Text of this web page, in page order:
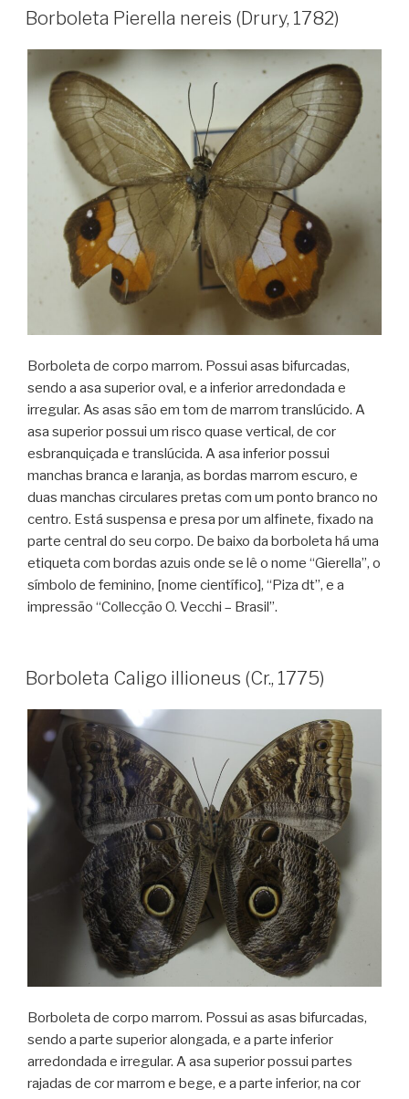
Borboleta Pierella nereis (Drury, 1782)
Borboleta de corpo marrom. Possui asas bifurcadas,
sendo a asa superior oval, e a inferior arredondada e
irregular. As asas são em tom de marrom translúcido. A
asa superior possui um risco quase vertical, de cor
esbranquiçada e translúcida. A asa inferior possui
manchas branca e laranja, as bordas marrom escuro, e
duas manchas circulares pretas com um ponto branco no
centro. Está suspensa e presa por um alfinete, fixado na
parte central do seu corpo. De baixo da borboleta há uma
etiqueta com bordas azuis onde se lê o nome “Gierella”, o
símbolo de feminino, [nome científico], “Piza dt”, e a
impressão “Collecção O. Vecchi – Brasil”.
Borboleta Caligo illioneus (Cr., 1775)
Borboleta de corpo marrom. Possui as asas bifurcadas,
sendo a parte superior alongada, e a parte inferior
arredondada e irregular. A asa superior possui partes
rajadas de cor marrom e bege, e a parte inferior, na cor